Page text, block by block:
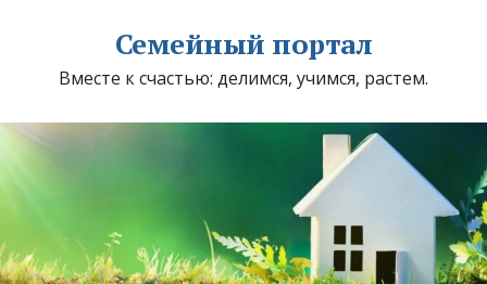
Семейный портал
Вместе к счастью: делимся, учимся, растем.